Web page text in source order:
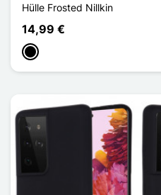
Hülle Frosted Nillkin
14,99 €
Schwarz